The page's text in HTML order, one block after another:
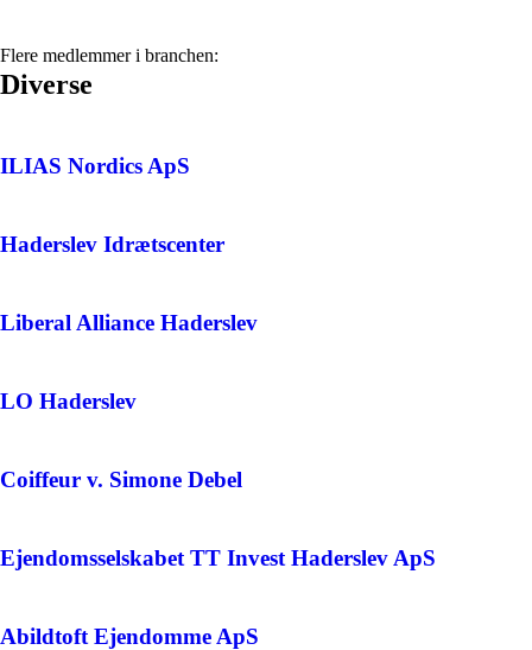
Flere medlemmer i branchen:
Diverse
ILIAS Nordics ApS
Haderslev Idrætscenter
Liberal Alliance Haderslev
LO Haderslev
Coiffeur v. Simone Debel
Ejendomsselskabet TT Invest Haderslev ApS
Abildtoft Ejendomme ApS